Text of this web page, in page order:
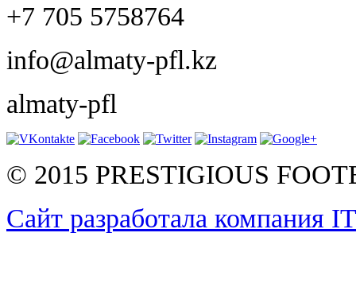
+7 705 5758764
info@almaty-pfl.kz
almaty-pfl
© 2015 PRESTIGIOUS
Сайт разработала компания